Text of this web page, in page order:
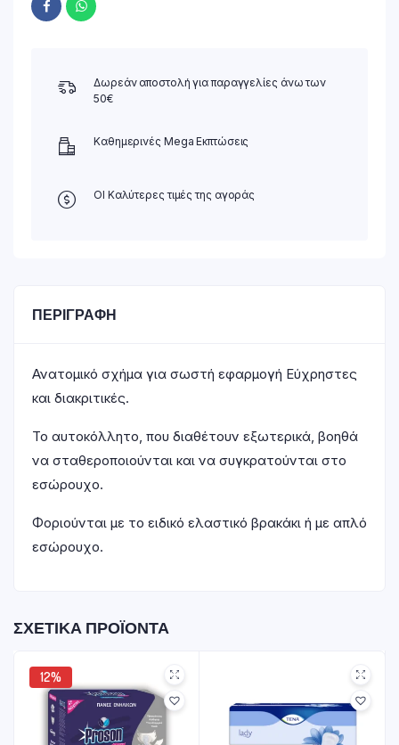
Δωρεάν αποστολή για παραγγελίες άνω των
50€
Καθημερινές Mega Εκπτώσεις
ΟΙ Καλύτερες τιμές της αγοράς
ΠΕΡΙΓΡΑΦΉ
Ανατομικό σχήμα για σωστή εφαρμογή Εύχρηστες
και διακριτικές.
Το αυτοκόλλητο, που διαθέτουν εξωτερικά, βοηθά
να σταθεροποιούνται και να συγκρατούνται στο
εσώρουχο.
Φοριούνται με το ειδικό ελαστικό βρακάκι ή με απλό
εσώρουχο.
ΣΧΕΤΙΚΆ ΠΡΟΪΌΝΤΑ
12%